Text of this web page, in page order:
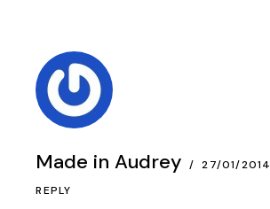
Made in Audrey 27/01/2014
REPLY